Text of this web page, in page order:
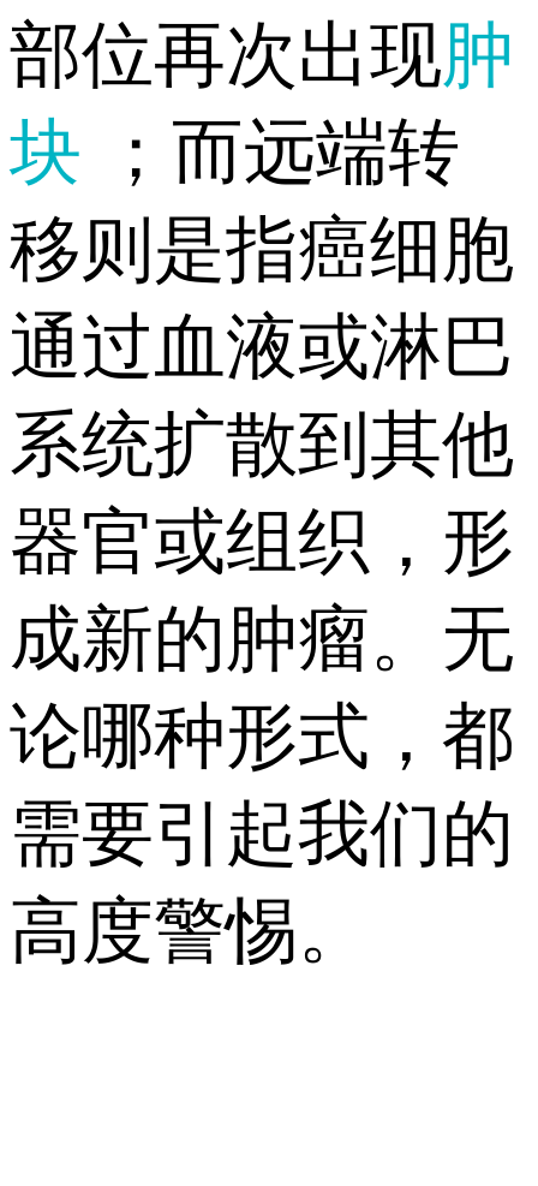
部位再次出现肿
块
；而远端转
移则是指癌细胞
通过血液或淋巴
系统扩散到其他
器官或组织，形
成新的肿瘤。无
论哪种形式，都
需要引起我们的
高度警惕。